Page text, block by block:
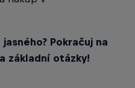
Pokračuj na
základní otázky!